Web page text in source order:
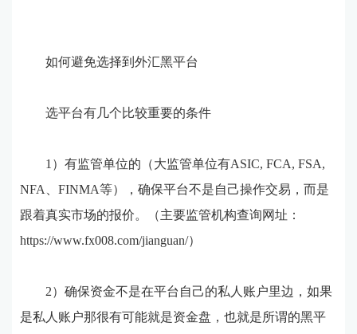
如何避免选择到外汇黑平台
选平台有几个比较重要的条件
1）有监管单位的（大监管单位有ASIC, FCA, FSA,
NFA、FINMA等），确保平台不是自己操作交易，而是
跟着真实市场的报价。（主要监管机构查询网址：
https://www.fx008.com/jianguan/）
2）确保资金不是在平台自己的私人账户里边，如果
是私人账户那很有可能就是资金盘，也就是所谓的黑平